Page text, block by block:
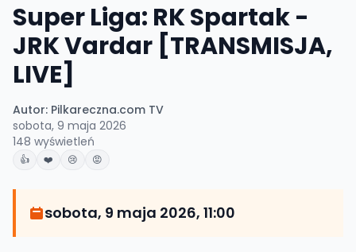
Super Liga: RK Spartak -
JRK Vardar [TRANSMISJA,
LIVE]
Autor: Pilkareczna.com TV
sobota, 9 maja 2026
148 wyświetleń
👍 ❤️ 😢 😡
sobota, 9 maja 2026, 11:00